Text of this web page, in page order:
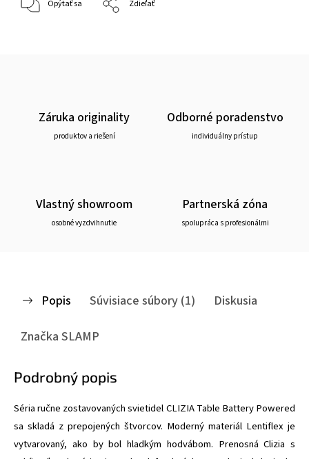
Opýtať sa Zdieľať
Záruka originality
produktov a riešení
Odborné poradenstvo
individuálny prístup
Vlastný showroom
osobné vyzdvihnutie
Partnerská zóna
spolupráca s profesionálmi
Popis Súvisiace súbory (1)
Diskusia
ZnačkaSLAMP
Podrobný popis
Séria ručne zostavovaných svietidel CLIZIA Table Battery Powered
sa skladá z prepojených štvorcov. Moderný materiál Lentiflex je
vytvarovaný, ako by bol hladkým hodvábom. Prenosná Clizia s